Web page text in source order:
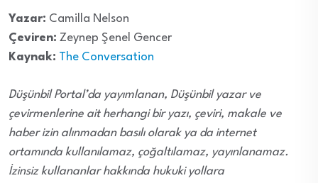
Yazar: Camilla Nelson
Çeviren: Zeynep Şenel Gencer
Kaynak: The Conversation
Düşünbil Portal’da yayımlanan, Düşünbil yazar ve
çevirmenlerine ait herhangi bir yazı, çeviri, makale ve
haber izin alınmadan basılı olarak ya da internet
ortamında kullanılamaz, çoğaltılamaz, yayınlanamaz.
İzinsiz kullananlar hakkında hukuki yollara